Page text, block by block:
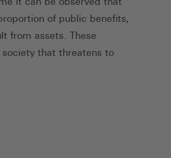
of public benefits,
from assets. These
that threatens to